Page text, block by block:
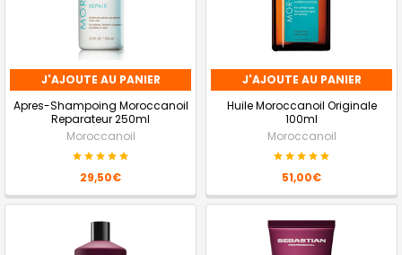
J'AJOUTE AU PANIER
Apres-Shampoing Moroccanoil
Reparateur 250ml
Moroccanoil
29,50€
J'AJOUTE AU PANIER
Huile Moroccanoil Originale
100ml
Moroccanoil
51,00€